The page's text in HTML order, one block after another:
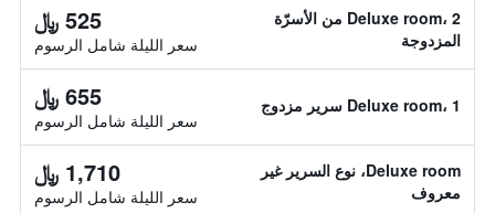
Deluxe room، 2 من الأسرّة
المزدوجة
525 ﷼
سعر الليلة شامل الرسوم
Deluxe room، 1 سرير مزدوج 655 ﷼
سعر الليلة شامل الرسوم
Deluxe room، نوع السرير غير
معروف
1,710 ﷼
سعر الليلة شامل الرسوم